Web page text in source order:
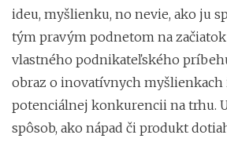
ideu, myšlienku, no nevie, ako ju
tým pravým podnetom na
vlastného podnikateľského
obraz o inovatívnych myšlienkach
potenciálnej konkurencii na trhu.
spôsob, ako nápad či produkt